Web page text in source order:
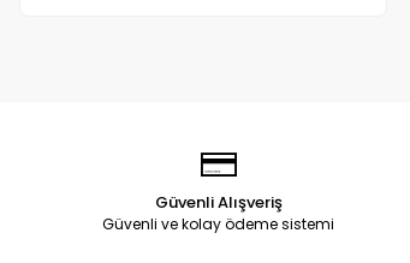
Güvenli Alışveriş
Güvenli ve kolay ödeme sistemi